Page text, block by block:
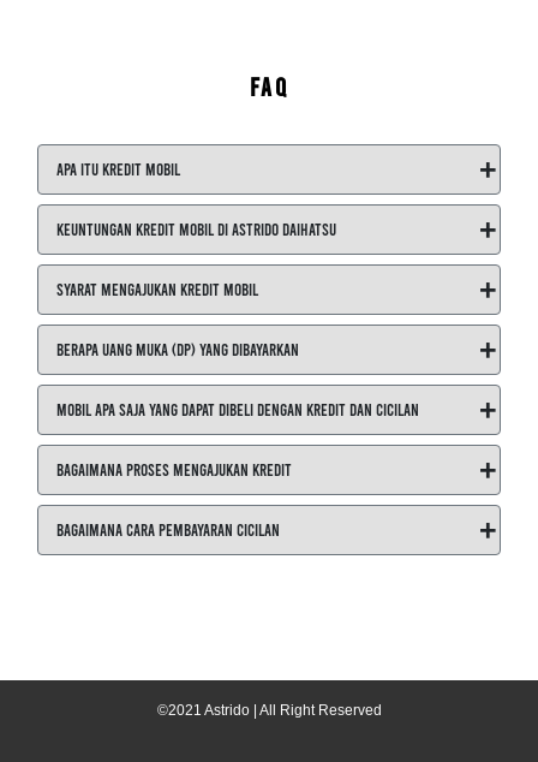
FAQ
Apa itu Kredit Mobil +
Keuntungan Kredit Mobil di ASTRIDO Daihatsu +
Syarat Mengajukan Kredit Mobil +
Berapa Uang Muka (DP) yang Dibayarkan +
Mobil Apa Saja yang Dapat Dibeli dengan Kredit dan Cicilan +
Bagaimana Proses Mengajukan Kredit +
Bagaimana Cara Pembayaran Cicilan +
©2021 Astrido | All Right Reserved